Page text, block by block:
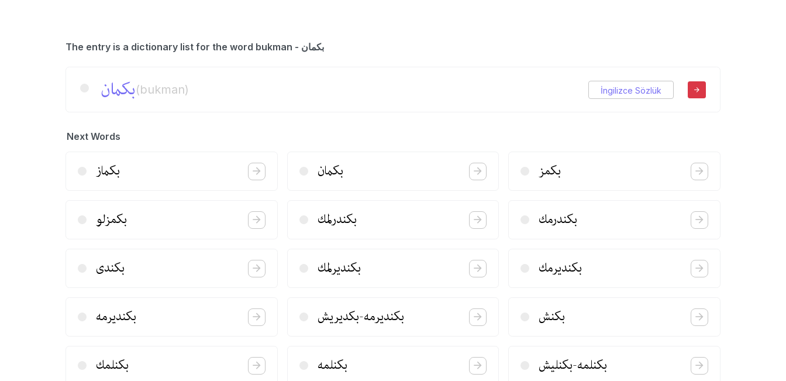
The entry is a dictionary list for the word bukman - بكمان
بكمان(bukman) İngilizce Sözlük
Next Words
بكماز بكمان بكمز
بكمزلو بكندرلمك بكندرمك
بكندی بكندیرلمك بكندیرمك
بكندیرمه بكندیرمه-بكدیریش بكنش
بكنلمك بكنلمه بكنلمه-بكنلیش